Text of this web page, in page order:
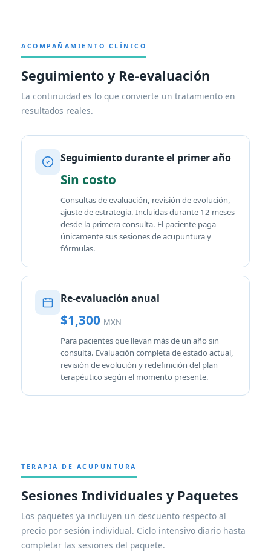
ACOMPAÑAMIENTO CLÍNICO
Seguimiento y Re-evaluación
La continuidad es lo que convierte un tratamiento en
resultados reales.
Seguimiento durante el primer año
Sin costo
Consultas de evaluación, revisión de evolución,
ajuste de estrategia. Incluidas durante 12 meses
desde la primera consulta. El paciente paga
únicamente sus sesiones de acupuntura y
fórmulas.
Re-evaluación anual
$1,300 MXN
Para pacientes que llevan más de un año sin
consulta. Evaluación completa de estado actual,
revisión de evolución y redefinición del plan
terapéutico según el momento presente.
TERAPIA DE ACUPUNTURA
Sesiones Individuales y Paquetes
Los paquetes ya incluyen un descuento respecto al
precio por sesión individual. Ciclo intensivo diario hasta
completar las sesiones del paquete.